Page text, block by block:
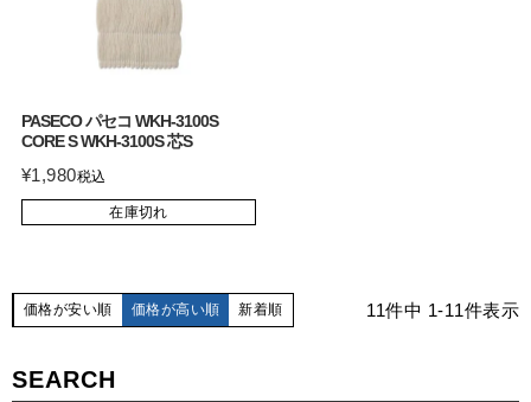
SEARCH
PASECO パセコ WKH-3100S
CORE S WKH-3100S 芯S
¥1,980税込
在庫切れ
価格が安い順 価格が高い順 新着順 11件中 1-11件表示